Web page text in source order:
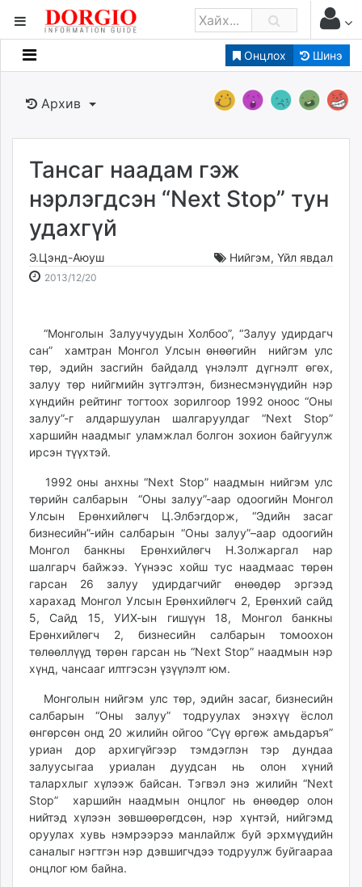
Онцлох Шинэ
Мэдээллийн
Банк санхүү
Бизнес ААН
Төрийн
dorgio.mn
Gogo.mn
caak.mn
Baabar.mn
tovch.mn
ikon.mn
mnb.mn
Livetv.mn
Eguur.mn
24tsag.mn
shuud.mn
eagle.mn
ergelt.mn
zarig.mn
today.mn
mminfo.mn
ugluu.mn
urlag.mn
unen.mn
asu.mn
shudarga.mn
shuurhai.mn
unuudur.mn
isee.mn
mglradio.com
fact.mn
itoim.mn
tumen.mn
shuum.mn
times.mn
Архив
Тансаг наадам гэж
нэрлэгдсэн “Next Stop” тун
удахгүй
Э.Цэнд-Аюуш Нийгэм, Үйл явдал
2013/12/20
22:25:09
23:41:29
“Монголын Залуучуудын Холбоо”, “Залуу удирдагч
сан” хамтран Монгол Улсын өнөөгийн нийгэм улс
төр, эдийн засгийн байдалд үнэлэлт дүгнэлт өгөх,
залуу төр нийгмийн зүтгэлтэн, бизнесмэнүүдийн нэр
хүндийн рейтинг тогтоох зорилгоор 1992 оноос “Оны
залуу”-г алдаршуулан шалгаруулдаг “Next Stop”
харшийн наадмыг уламжлал болгон зохион байгуулж
ирсэн түүхтэй.
1992 оны анхны “Next Stop” наадмын нийгэм улс
төрийн салбарын “Оны залуу”-аар одоогийн Монгол
Улсын Ерөнхийлөгч Ц.Элбэгдорж, “Эдийн засаг
бизнесийн”-ийн салбарын “Оны залуу”–аар одоогийн
Монгол банкны Ерөнхийлөгч Н.Золжаргал нар
шалгарч байжээ. Үүнээс хойш тус наадмаас төрөн
гарсан 26 залуу удирдагчийг өнөөдөр эргээд
харахад Монгол Улсын Ерөнхийлөгч 2, Ерөнхий сайд
5, Сайд 15, УИХ-ын гишүүн 18, Монгол банкны
Ерөнхийлөгч 2, бизнесийн салбарын томоохон
төлөөллүүд төрөн гарсан нь “Next Stop” наадмын нэр
хүнд, чансааг илтгэсэн үзүүлэлт юм.
Монголын нийгэм улс төр, эдийн засаг, бизнесийн
салбарын “Оны залуу” тодруулах энэхүү ёслол
өнгөрсөн онд 20 жилийн ойгоо “Сүү өргөж амьдаръя”
уриан дор архигүйгээр тэмдэглэн тэр дундаа
залуусыгаа уриалан дуудсан нь олон хүний
талархлыг хүлээж байсан. Тэгвэл энэ жилийн “Next
Stop” харшийн наадмын онцлог нь өнөөдөр олон
нийтэд хүлээн зөвшөөрөгдсөн, нэр хүнтэй, нийгэмд
оруулах хувь нэмрээрээ манлайлж буй эрхмүүдийн
саналыг нэгтгэн нэр дэвшигчдээ тодруулж буйгаараа
онцлог юм байна.